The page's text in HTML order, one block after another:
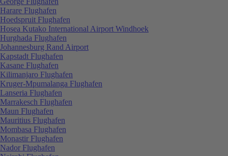
Harare Flughafen
Hoedspruit Flughafen
Hosea Kutako International Airport Windhoek
Hurghada Flughafen
Johannesburg Rand Airport
Kapstadt Flughafen
Kasane Flughafen
Kilimanjaro Flughafen
Kruger-Mpumalanga Flughafen
Lanseria Flughafen
Marrakesch Flughafen
Maun Flughafen
Mauritius Flughafen
Mombasa Flughafen
Monastir Flughafen
Nador Flughafen